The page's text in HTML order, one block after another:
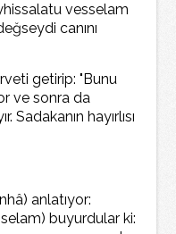
vesselam
canını
getirip: "Bunu
ve sonra da
Sadakanın hayırlısı
anlatıyor:
buyurdular ki: